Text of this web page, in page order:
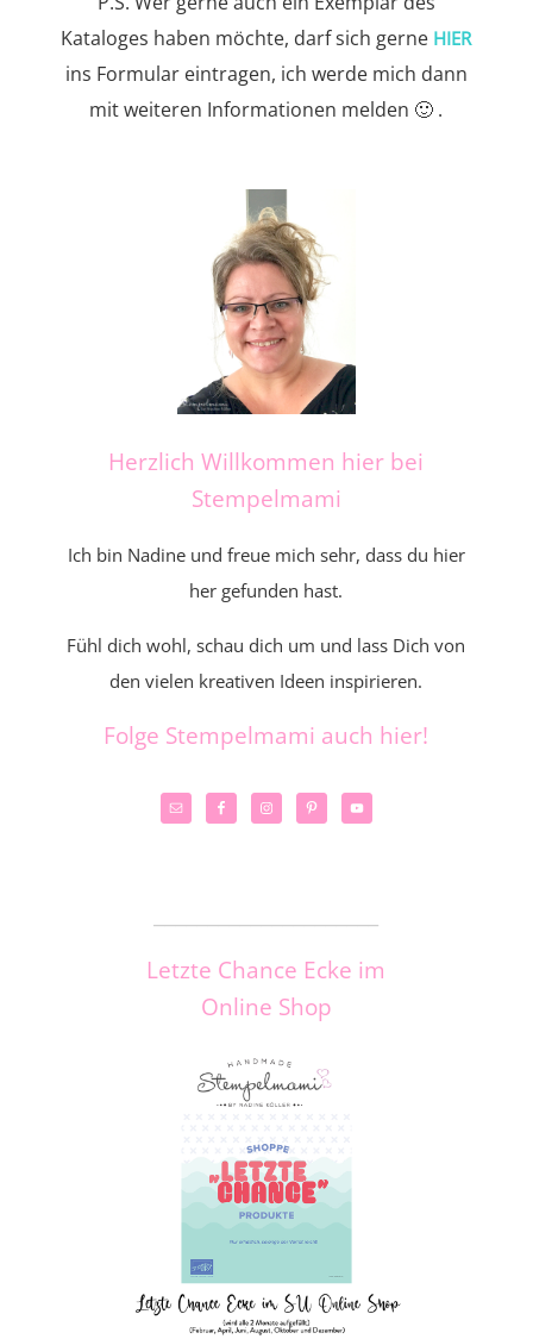
Kataloges haben möchte, darf sich gerne HIER
ins Formular eintragen, ich werde mich dann
mit weiteren Informationen melden 🙂 .
Herzlich Willkommen hier bei
Stempelmami
Ich bin Nadine und freue mich sehr, dass du hier
her gefunden hast.
Fühl dich wohl, schau dich um und lass Dich von
den vielen kreativen Ideen inspirieren.
Folge Stempelmami auch hier!
Letzte Chance Ecke im
Online Shop